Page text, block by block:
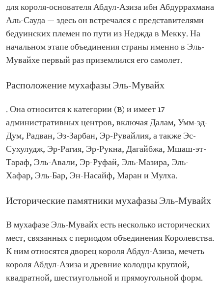
для короля-основателя Абдул-Азиза ибн Абдуррахмана
Аль-Сауда — здесь он встречался с представителями
бедуинских племен по пути из Неджда в Мекку. На
начальном этапе объединения страны именно в Эль-
Мувайхе первый раз приземлился его самолет.
Расположение мухафазы Эль-Мувайх
. Она относится к категории (B) и имеет 17
административных центров, включая Далам, Умм-эд-
Дум, Радван, Эз-Зарбан, Эр-Рувайлия, а также Эс-
Сухулудж, Эр-Рагия, Эр-Рукна, Дагайбжа, Мшаш-эт-
Тараф, Эль-Авали, Эр-Руфай, Эль-Мазира, Эль-
Хафар, Эль-Бар, Эн-Насайф, Маран и Мулха.
Исторические памятники мухафазы Эль-Мувайх
В мухафазе Эль-Мувайх есть несколько исторических
мест, связанных с периодом объединения Королевства.
К ним относятся дворец короля Абдул-Азиза, мечеть
короля Абдул-Азиза и древние колодцы круглой,
квадратной, шестиугольной и прямоугольной форм.